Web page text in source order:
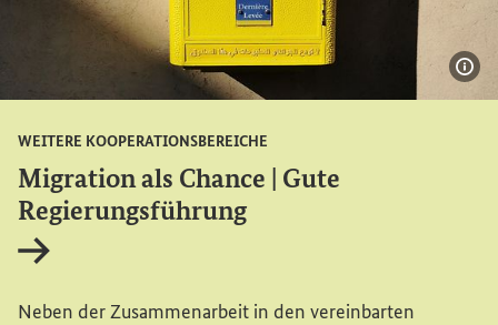
WEITERE KOOPERATIONSBEREICHE
Migration als Chance | Gute
Regierungsführung
Neben der Zusammenarbeit in den vereinbarten